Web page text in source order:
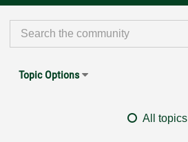
Topic Options
All topics